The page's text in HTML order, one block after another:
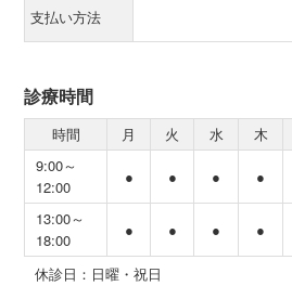
支払い方法
診療時間
時間 月 火 水 木
9:00～
12:00
● ● ● ●
13:00～
18:00
● ● ● ●
休診日：日曜・祝日